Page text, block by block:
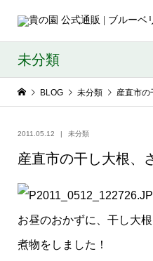
未分類
BLOG 未分類 産直市の
2011.05.12 未分類
産直市の干し大根、
お昼のおかずに、干し大
煮物をしました！